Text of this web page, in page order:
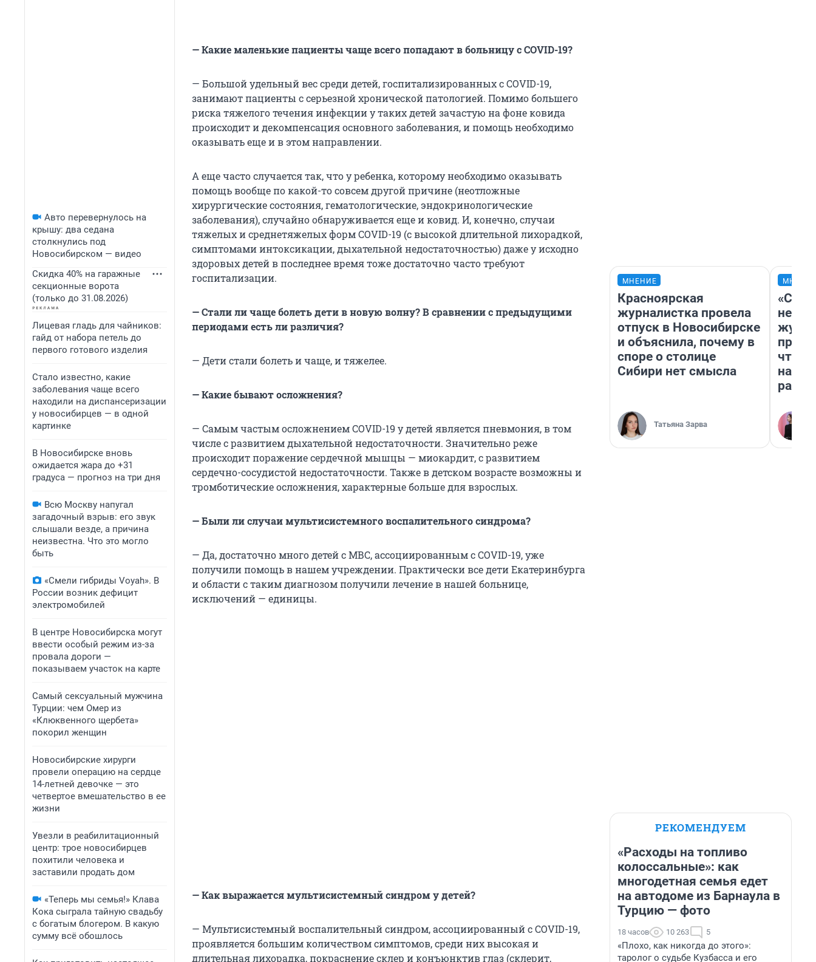
Авто перевернулось на
крышу: два седана
столкнулись под
Новосибирском — видео
Скидка 40% на гаражные
секционные ворота
(только до 31.08.2026)
Лицевая гладь для чайников:
гайд от набора петель до
первого готового изделия
Стало известно, какие
заболевания чаще всего
находили на диспансеризации
у новосибирцев — в одной
картинке
В Новосибирске вновь
ожидается жара до +31
градуса — прогноз на три дня
Всю Москву напугал
загадочный взрыв: его звук
слышали везде, а причина
неизвестна. Что это могло
быть
«Смели гибриды Voyah». В
России возник дефицит
электромобилей
В центре Новосибирска могут
ввести особый режим из-за
провала дороги —
показываем участок на карте
Самый сексуальный мужчина
Турции: чем Омер из
«Клюквенного щербета»
покорил женщин
Новосибирские хирурги
провели операцию на сердце
14-летней девочке — это
четвертое вмешательство в ее
жизни
Увезли в реабилитационный
центр: трое новосибирцев
похитили человека и
заставили продать дом
«Теперь мы семья!» Клава
Кока сыграла тайную свадьбу
с богатым блогером. В какую
сумму всё обошлось
— Какие маленькие пациенты чаще всего попадают в больницу сCOVID-19?
— Большой удельный вес среди детей, госпитализированных с COVID-19,
занимают пациенты с серьезной хронической патологией. Помимо большего
риска тяжелого течения инфекции у таких детей зачастую на фоне ковида
происходит и декомпенсация основного заболевания, и помощь необходимо
оказывать еще и в этом направлении.
А еще часто случается так, что у ребенка, которому необходимо оказывать
помощь вообще по какой-то совсем другой причине (неотложные
хирургические состояния, гематологические, эндокринологические
заболевания), случайно обнаруживается еще и ковид. И, конечно, случаи
тяжелых и среднетяжелых форм COVID-19 (с высокой длительной лихорадкой,
симптомами интоксикации, дыхательной недостаточностью) даже у исходно
здоровых детей в последнее время тоже достаточно часто требуют
госпитализации.
— Стали ли чаще болеть дети в новую волну? В сравнении с предыдущими
периодами есть ли различия?
— Дети стали болеть и чаще, и тяжелее.
— Какие бывают осложнения?
— Самым частым осложнением COVID-19 у детей является пневмония, в том
числе с развитием дыхательной недостаточности. Значительно реже
происходит поражение сердечной мышцы — миокардит, с развитием
сердечно-сосудистой недостаточности. Также в детском возрасте возможны и
тромботические осложнения, характерные больше для взрослых.
— Были ли случаи мультисистемного воспалительного синдрома?
— Да, достаточно много детей с МВС, ассоциированным с COVID-19, уже
получили помощь в нашем учреждении. Практически все дети Екатеринбурга
и области с таким диагнозом получили лечение в нашей больнице,
исключений — единицы.
— Как выражается мультисистемный синдром у детей?
— Мультисистемный воспалительный синдром, ассоциированный с COVID-19,
проявляется большим количеством симптомов, среди них высокая и
длительная лихорадка, покраснение склер и конъюнктив глаз (склерит,
МНЕНИЕ
Красноярская
журналистка провела
отпуск в Новосибирске
и объяснила, почему в
споре о столице
Сибири нет смысла
Татьяна Зарва
на
ради
РЕКОМЕНДУЕМ
«Расходы на топливо
колоссальные»: как
многодетная семья едет
на автодоме из Барнаула в
Турцию — фото
18 часов 10 263 5
«Плохо, как никогда до этого»:
таролог о судьбе Кузбасса и его